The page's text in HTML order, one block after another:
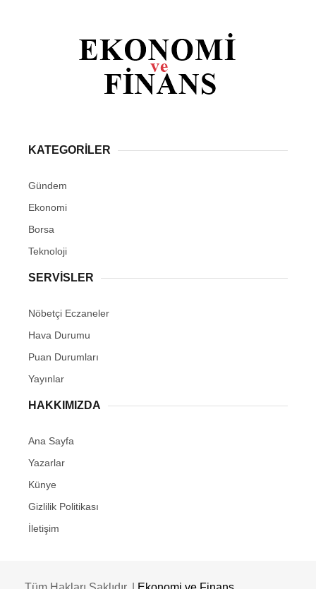
KATEGORİLER
Gündem
Ekonomi
Borsa
Teknoloji
SERVİSLER
Nöbetçi Eczaneler
Hava Durumu
Puan Durumları
Yayınlar
HAKKIMIZDA
Ana Sayfa
Yazarlar
Künye
Gizlilik Politikası
İletişim